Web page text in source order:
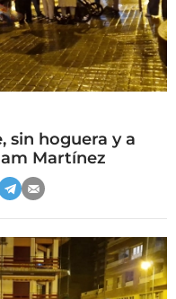
sin hoguera y a
Martínez